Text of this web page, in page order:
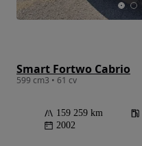
Smart Fortwo Cabrio
599 cm3 • 61 cv
159 259 km
2002